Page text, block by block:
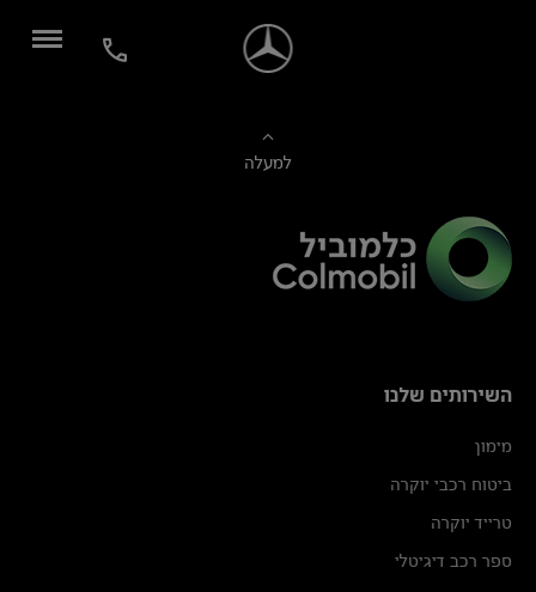
למעלה
השירותים שלנו
מימון
ביטוח רכבי יוקרה
טרייד יוקרה
ספר רכב דיגיטלי